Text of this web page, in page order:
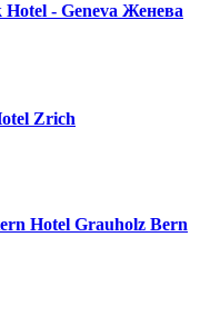
- Geneva Женева
Zrich
Hotel Grauholz Bern